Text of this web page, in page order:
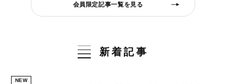
会員限定記事一覧を見る
新着記事
NEW